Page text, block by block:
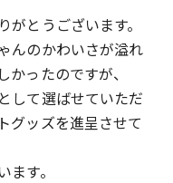
とうございます。
んのかわいさが溢れ
ったのですが、
して選ばせていただ
グッズを進呈させて
す。